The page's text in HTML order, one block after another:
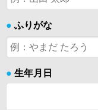
● ふりがな
● 生年月日